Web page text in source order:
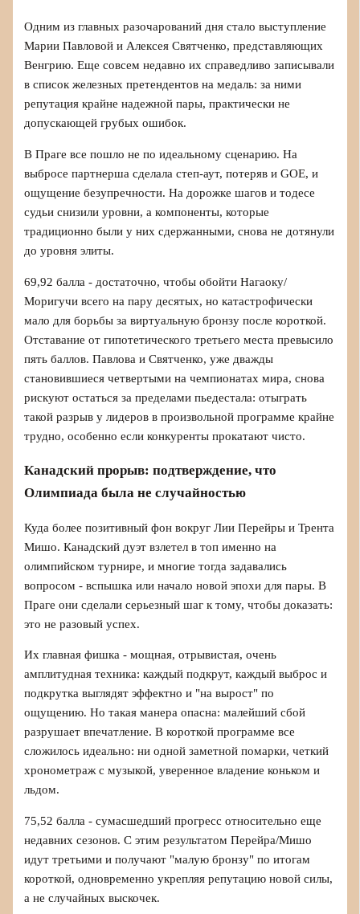
Одним из главных разочарований дня стало выступление
Марии Павловой и Алексея Святченко, представляющих
Венгрию. Еще совсем недавно их справедливо записывали
в список железных претендентов на медаль: за ними
репутация крайне надежной пары, практически не
допускающей грубых ошибок.
В Праге все пошло не по идеальному сценарию. На
выбросе партнерша сделала степ-аут, потеряв и GOE, и
ощущение безупречности. На дорожке шагов и тодесе
судьи снизили уровни, а компоненты, которые
традиционно были у них сдержанными, снова не дотянули
до уровня элиты.
69,92 балла - достаточно, чтобы обойти Нагаоку/
Моригучи всего на пару десятых, но катастрофически
мало для борьбы за виртуальную бронзу после короткой.
Отставание от гипотетического третьего места превысило
пять баллов. Павлова и Святченко, уже дважды
становившиеся четвертыми на чемпионатах мира, снова
рискуют остаться за пределами пьедестала: отыграть
такой разрыв у лидеров в произвольной программе крайне
трудно, особенно если конкуренты прокатают чисто.
Канадский прорыв: подтверждение, что
Олимпиада была не случайностью
Куда более позитивный фон вокруг Лии Перейры и Трента
Мишо. Канадский дуэт взлетел в топ именно на
олимпийском турнире, и многие тогда задавались
вопросом - вспышка или начало новой эпохи для пары. В
Праге они сделали серьезный шаг к тому, чтобы доказать:
это не разовый успех.
Их главная фишка - мощная, отрывистая, очень
амплитудная техника: каждый подкрут, каждый выброс и
подкрутка выглядят эффектно и "на вырост" по
ощущению. Но такая манера опасна: малейший сбой
разрушает впечатление. В короткой программе все
сложилось идеально: ни одной заметной помарки, четкий
хронометраж с музыкой, уверенное владение коньком и
льдом.
75,52 балла - сумасшедший прогресс относительно еще
недавних сезонов. С этим результатом Перейра/Мишо
идут третьими и получают "малую бронзу" по итогам
короткой, одновременно укрепляя репутацию новой силы,
а не случайных выскочек.